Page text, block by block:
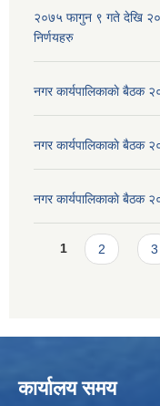
२०७५ फागुन ९ गते देखि
निर्णयहरु
नगर कार्यपालिकाकाे बैठक
नगर कार्यपालिकाकाे बैठक
नगर कार्यपालिकाकाे बैठक
Pages
1 2 3
कार्यालय समय